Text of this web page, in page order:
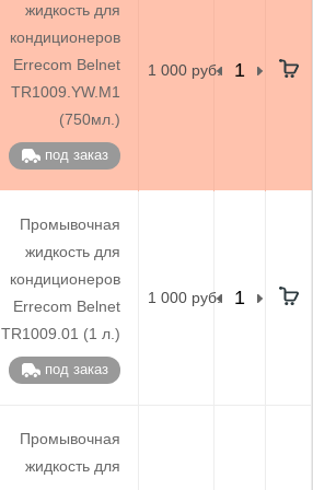
жидкость для
кондиционеров
Errecom Belnet
TR1009.YW.M1
(750мл.)
под заказ
1 000 руб.
Промывочная
жидкость для
кондиционеров
Errecom Belnet
TR1009.01 (1 л.)
под заказ
1 000 руб.
Промывочная
жидкость для